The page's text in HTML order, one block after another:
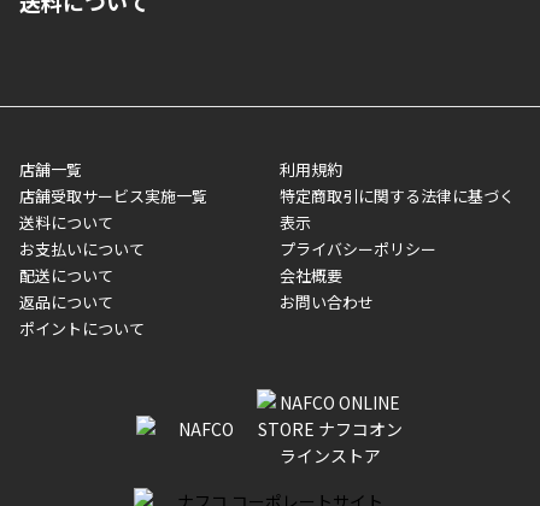
■代金引換(代引)※手数料がかかります
■商品によっては一部決済方法が使用できない場合がございま
す。
業日にてお引渡しとなります。(離島などの場合、例外もあります)
メーカー直送品など一部商品については、その他商品との購入に
制限がかかる場合がございます。また発送日についても、通常と
異なる場合がございます。対象商品の説明ページをご確認くださ
い。
■店舗受取をご選択いただいた場合
ご注文が確認出来次第、お受取される店舗在庫を使用してご準備
をさせていただきます。店舗に在庫がない場合は店舗よりお取り
いただく場合がございます。店舗準備でのお渡しとなる為、商品
のみの受け渡しとなります。（箱や納品書は付属しておりませ
ん）店舗で準備が出来次第、メールにてご連絡させていただきま
店舗一覧
店舗受取サービス実施一覧
送料について
お支払いについて
配送について
返品について
ポイントについて
利用規約
特定商取引に関する法律に基づく
表示
プライバシーポリシー
会社概要
お問い合わせ